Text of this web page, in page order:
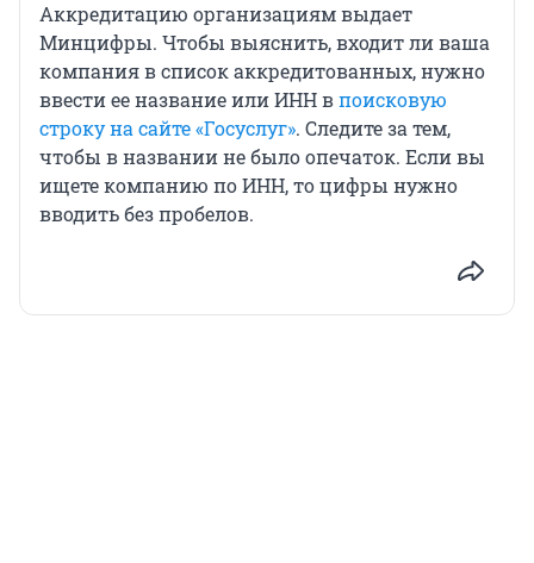
Аккредитацию организациям выдает
Минцифры. Чтобы выяснить, входит ли ваша
компания в список аккредитованных, нужно
ввести ее название или ИНН впоисковую
строку на сайте «Госуслуг». Следите за тем,
чтобы в названии не было опечаток. Если вы
ищете компанию по ИНН, то цифры нужно
вводить без пробелов.